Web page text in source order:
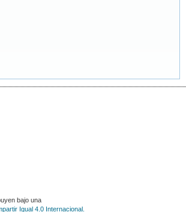
bajo una
Igual 4.0 Internacional.